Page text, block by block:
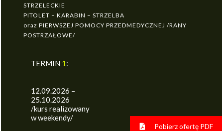
STRZELECKIE
PITOLET – KARABIN – STRZELBA
oraz PIERWSZEJ POMOCY PRZEDMEDYCZNEJ /RANY
POSTRZAŁOWE/
TERMIN 1:
12.09.2026 –
25.10.2026
/kurs realizowany
w weekendy/
Pobierz ofertę PDF